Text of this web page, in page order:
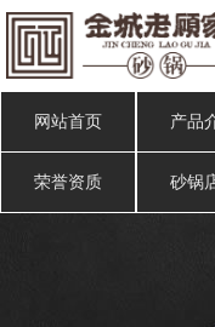
网站首页 产品
荣誉资质 砂锅